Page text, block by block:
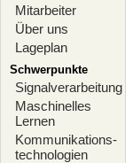
Mitarbeiter
Über uns
Lageplan
Schwerpunkte
Signalverarbeitung
Maschinelles
Lernen
Kommunikations-
technologien